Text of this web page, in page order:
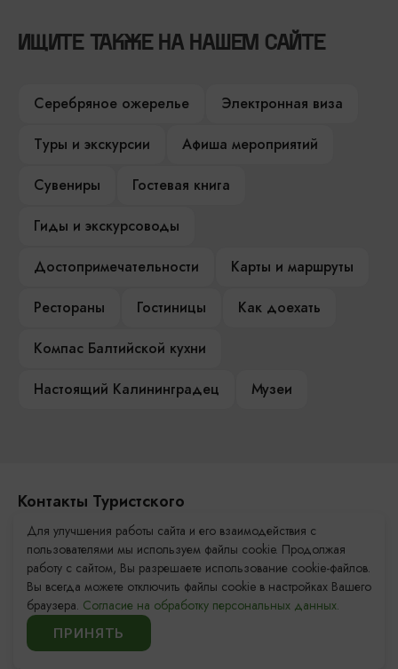
ИЩИТЕ ТАКЖЕ НА НАШЕМ САЙТЕ
Серебряное ожерелье
Электронная виза
Туры и экскурсии
Афиша мероприятий
Сувениры
Гостевая книга
Гиды и экскурсоводы
Достопримечательности
Карты и маршруты
Рестораны
Гостиницы
Как доехать
Компас Балтийской кухни
Настоящий Калининградец
Музеи
Контакты Туристского
информационного центра
+7 (4012) 555-200
8 (800) 200-55-39
info@visit-kaliningrad.ru
Для улучшения работы сайта и его взаимодействия с
пользователями мы используем файлы cookie. Продолжая
работу с сайтом, Вы разрешаете использование cookie-файлов.
Вы всегда можете отключить файлы cookie в настройках Вашего
браузера. Согласие на обработку персональных данных.
ПРИНЯТЬ